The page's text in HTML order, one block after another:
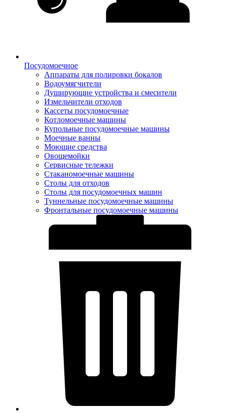
Посудомоечное
Аппараты для полировки бокалов
Водоумягчители
Душирующие устройства и смесители
Измельчители отходов
Кассеты посудомоечные
Котломоечные машины
Купольные посудомоечные машины
Моечные ванны
Моющие средства
Овощемойки
Сервисные тележки
Стаканомоечные машины
Столы для отходов
Столы для посудомоечных машин
Туннельные посудомоечные машины
Фронтальные посудомоечные машины